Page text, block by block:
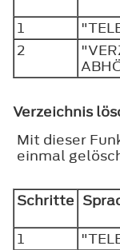
1
2
Verzeichnis
Mit dieser
einmal
Schritte
1